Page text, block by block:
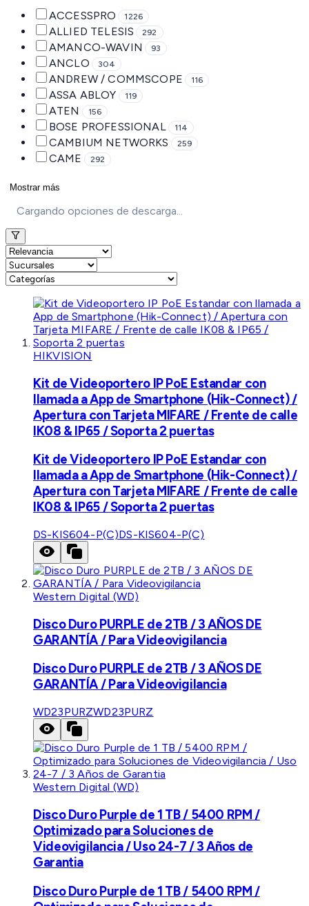
ACCESSPRO 1226
ALLIED TELESIS 292
AMANCO-WAVIN 93
ANCLO 304
ANDREW / COMMSCOPE 116
ASSA ABLOY 119
ATEN 156
BOSE PROFESSIONAL 114
CAMBIUM NETWORKS 259
CAME 292
Mostrar más
Cargando opciones de descarga...
HIKVISION
Kit de Videoportero IP PoE Estandar con
llamada a App de Smartphone (Hik-Connect) /
Apertura con Tarjeta MIFARE / Frente de calle
IK08 & IP65 / Soporta 2 puertas
Kit de Videoportero IP PoE Estandar con
llamada a App de Smartphone (Hik-Connect) /
Apertura con Tarjeta MIFARE / Frente de calle
IK08 & IP65 / Soporta 2 puertas
DS-KIS604-P(C)DS-KIS604-P(C)
Western Digital (WD)
Disco Duro PURPLE de 2TB / 3 AÑOS DE
GARANTÍA / Para Videovigilancia
Disco Duro PURPLE de 2TB / 3 AÑOS DE
GARANTÍA / Para Videovigilancia
WD23PURZWD23PURZ
Western Digital (WD)
Disco Duro Purple de 1 TB / 5400 RPM /
Optimizado para Soluciones de
Videovigilancia / Uso 24-7 / 3 Años de
Garantia
Disco Duro Purple de 1 TB / 5400 RPM /